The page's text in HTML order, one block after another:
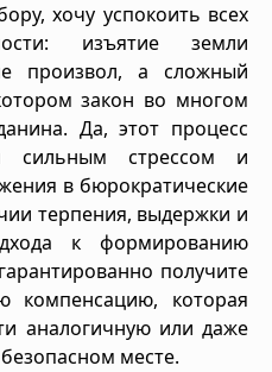
хочу успокоить всех
изъятие земли
произвол, а сложный
закон во многом
Да, этот процесс
сильным стрессом и
в бюрократические
терпения, выдержки и
к формированию
получите
компенсацию, которая
аналогичную или даже
месте.